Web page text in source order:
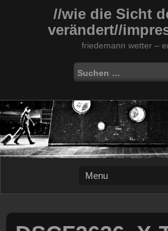
//wie die Sicht
verändert//
friedemann wetter –
Suchen
nach: